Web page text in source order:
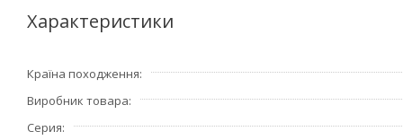
На рынке алмазных инструментов позиционирует себя
Характеристики
Країна походження
Виробник товара
Серия